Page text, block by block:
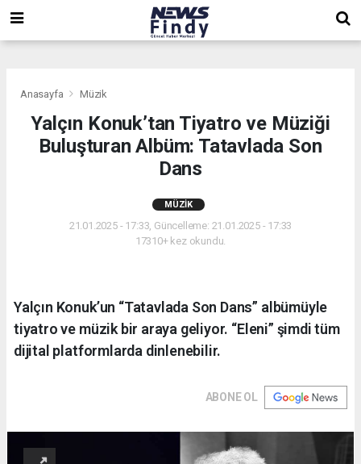
Anasayfa Müzik
Yalçın Konuk’tan Tiyatro ve Müziği
Buluşturan Albüm: Tatavlada Son
Dans
MÜZIK
21.01.2025 - 17:33, Güncelleme: 21.01.2025 - 17:33
17310+ kez okundu.
Yalçın Konuk’un “Tatavlada Son Dans” albümüyle
tiyatro ve müzik bir araya geliyor. “Eleni” şimdi tüm
dijital platformlarda dinlenebilir.
ABONE OL